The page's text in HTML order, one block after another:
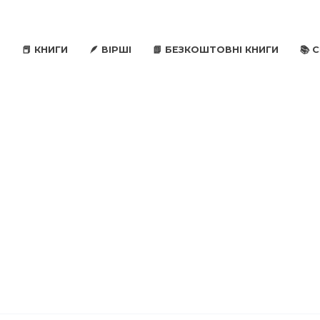
📕 КНИГИ 🪶 ВІРШІ 📗 БЕЗКОШТОВНІ КНИГИ 📚